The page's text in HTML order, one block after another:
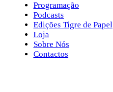
Programação
Podcasts
Edições Tigre de Papel
Loja
Sobre Nós
Contactos